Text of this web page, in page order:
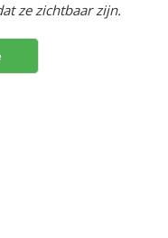
ze zichtbaar zijn.